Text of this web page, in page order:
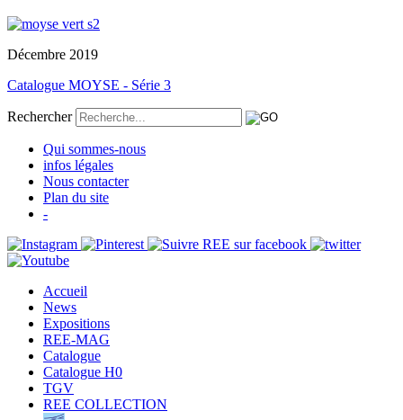
Décembre 2019
Catalogue MOYSE - Série 3
Rechercher
Qui sommes-nous
infos légales
Nous contacter
Plan du site
-
Accueil
News
Expositions
REE-MAG
Catalogue
Catalogue H0
TGV
REE COLLECTION